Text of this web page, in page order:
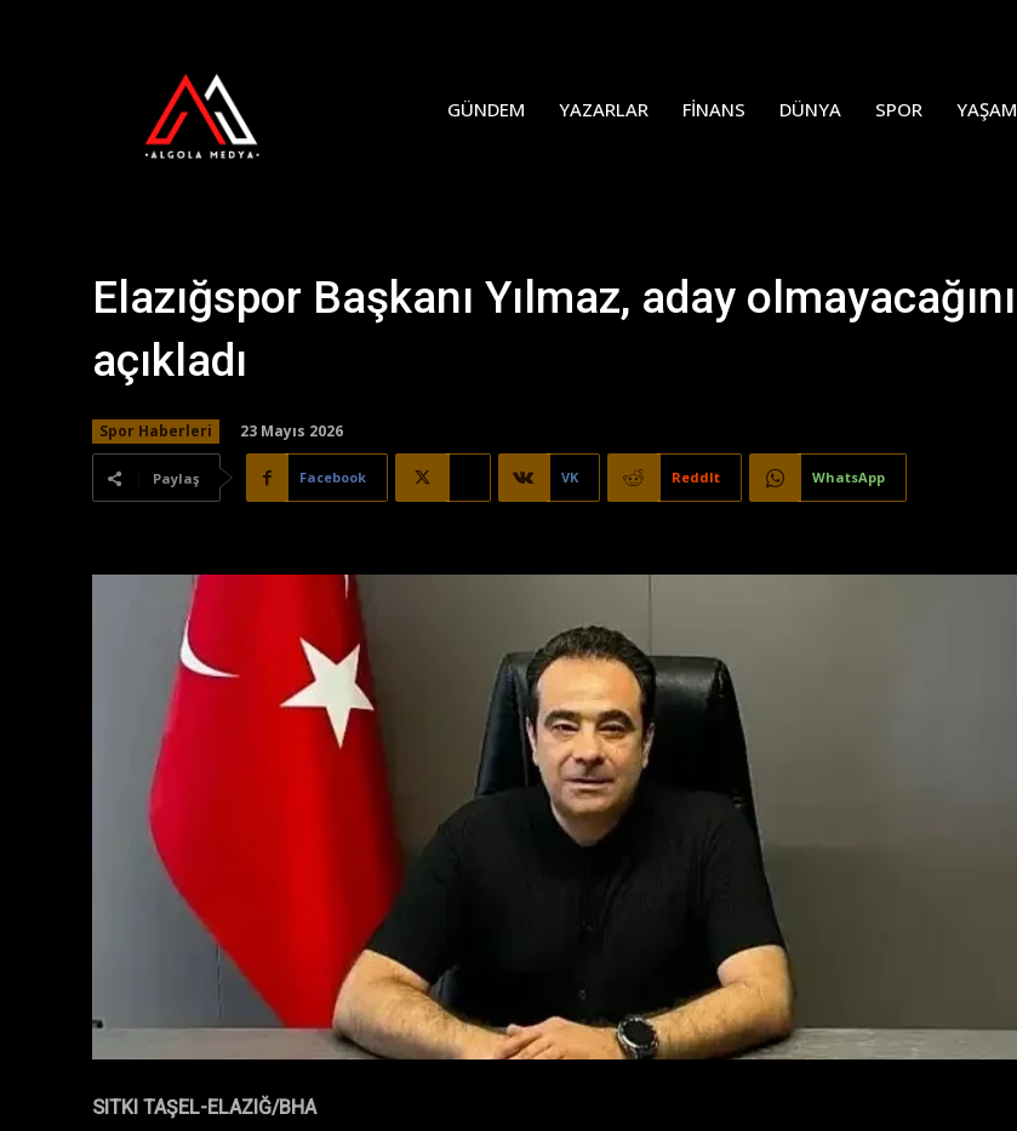
GÜNDEM YAZARLAR FINANS DÜNYA SPOR YAŞAM
Elazığspor Başkanı Yılmaz, aday olmayacağını
açıkladı
Spor Haberleri 23 Mayıs 2026
Paylaş Facebook VK ReddIt WhatsApp
SITKI TAŞEL-ELAZIĞ/BHA